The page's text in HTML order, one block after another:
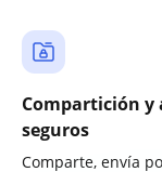
Compartición y
seguros
Comparte, envía